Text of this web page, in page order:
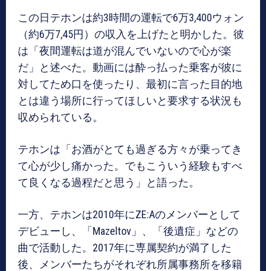
この日テホンは約3時間の運転で6万3,400ウォン
（約6万7,45円）の収入を上げたと明かした。彼
は「夜間運転は道が混んでいないので心が楽
だ」と述べた。動画には酔っ払った乗客が彼に
対してため口を使ったり、最初に言った目的地
とは違う場所に行ってほしいと要求する状況も
収められている。
テホンは「お酒がとても過ぎる方々が乗ってき
て心が少し痛かった。でもこういう経験もすべ
て良くなる過程だと思う」と語った。
一方、テホンは2010年にZE:Aのメンバーとして
デビューし、「Mazeltov」、「後遺症」などの
曲で活動した。2017年に専属契約が満了した
後、メンバーたちがそれぞれ所属事務所を移籍